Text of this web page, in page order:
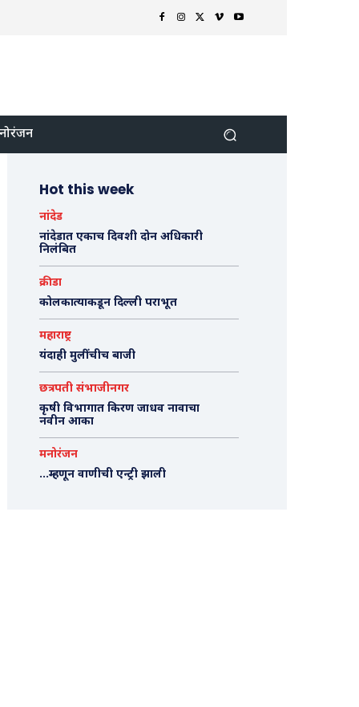
Hot this week
नांदेड
नांदेडात एकाच दिवशी दोन अधिकारी
निलंबित
क्रीडा
कोलकात्याकडून दिल्ली पराभूत
महाराष्ट्र
यंदाही मुलींचीच बाजी
छत्रपती संभाजीनगर
कृषी विभागात किरण जाधव नावाचा
नवीन आका
मनोरंजन
…म्हणून वाणीची एन्ट्री झाली